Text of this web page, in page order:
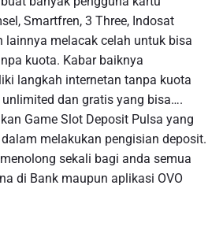
Smartfren, 3 Three, Indosat
lainnya melacak celah untuk bisa
kuota. Kabar baiknya
langkah internetan tanpa kuota
dan gratis yang bisa….
Game Slot Deposit Pulsa yang
melakukan pengisian deposit.
sekali bagi anda semua
di Bank maupun aplikasi OVO